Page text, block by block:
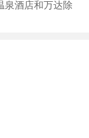
泉酒店和万达除